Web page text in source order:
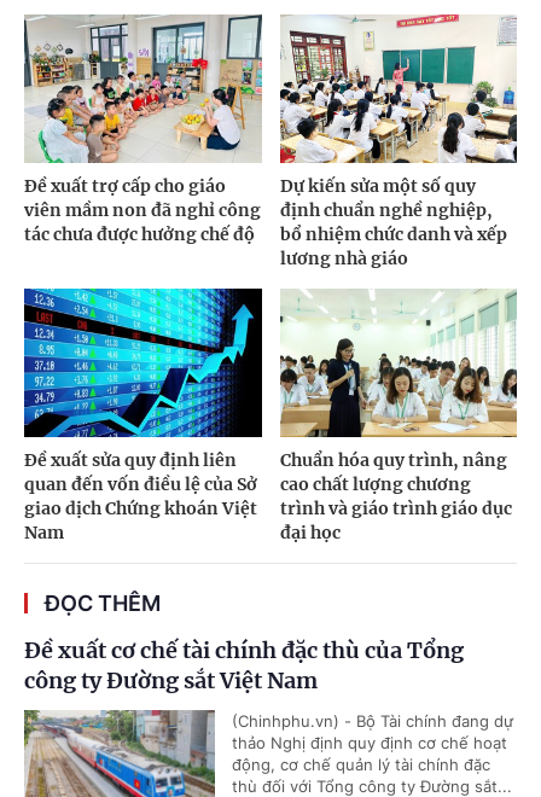
Đề xuất trợ cấp cho giáo
viên mầm non đã nghỉ công
tác chưa được hưởng chế độ
Dự kiến sửa một số quy
định chuẩn nghề nghiệp,
bổ nhiệm chức danh và xếp
lương nhà giáo
Đề xuất sửa quy định liên
quan đến vốn điều lệ của Sở
giao dịch Chứng khoán Việt
Nam
Chuẩn hóa quy trình, nâng
cao chất lượng chương
trình và giáo trình giáo dục
đại học
ĐỌC THÊM
Đề xuất cơ chế tài chính đặc thù của Tổng
công ty Đường sắt Việt Nam
(Chinhphu.vn) - Bộ Tài chính đang dự
thảo Nghị định quy định cơ chế hoạt
động, cơ chế quản lý tài chính đặc
thù đối với Tổng công ty Đường sắt...